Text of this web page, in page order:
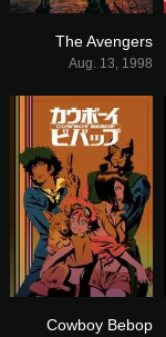
The Avengers
Aug. 13, 1998
Cowboy Bebop